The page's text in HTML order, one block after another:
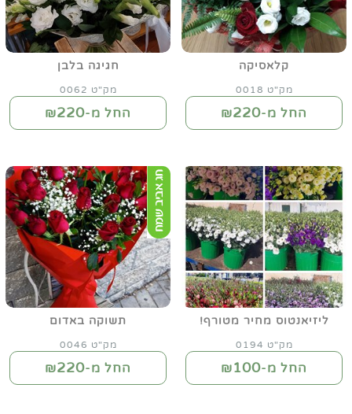
קלאסיקה
מק"ט 0018
החל מ-₪220
חגיגה בלבן
מק"ט 0062
החל מ-₪220
ליזיאנטוס מחיר מטורף!
מק"ט 0194
החל מ-₪100
תשוקה באדום
מק"ט 0046
החל מ-₪220